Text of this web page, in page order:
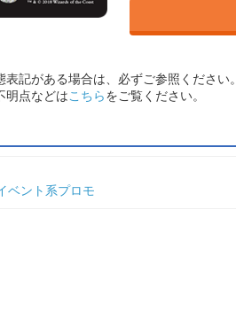
表記がある場合は、必ずご参照ください。
明点などはこちらをご覧ください。
ベント系プロモ